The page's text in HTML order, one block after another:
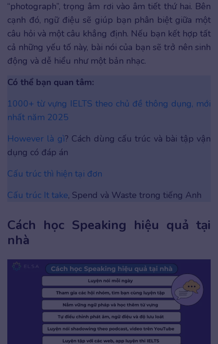
“photograph”, trọng âm rơi vào âm tiết thứ hai. Bên
cạnh đó, ngữ điệu sẽ giúp bạn phân biệt giữa một
câu hỏi và một câu khẳng định. Nếu bạn kết hợp tất
cả những yếu tố này, bài nói của bạn sẽ trở nên sinh
động và dễ hiểu như một bản nhạc.
Có thể bạn quan tâm:
1000+ từ vựng IELTS theo chủ đề thông dụng, mới
nhất năm 2025
However là gì? Cách dùng cấu trúc và bài tập vận
dụng có đáp án
Cấu trúc thì hiện tại đơn
Cấu trúc It take, Spend và Waste trong tiếng Anh
Cách học Speaking hiệu quả tại
nhà